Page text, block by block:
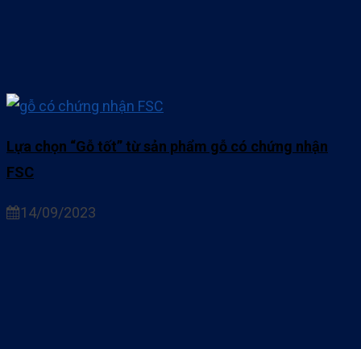
Lựa chọn “Gỗ tốt” từ sản phẩm gỗ có chứng nhận
FSC
14/09/2023